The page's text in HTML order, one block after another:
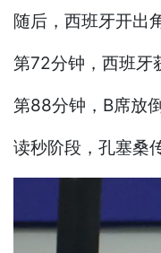
随后，西班牙开出
第72分钟，西班牙
第88分钟，B席放
读秒阶段，孔塞桑